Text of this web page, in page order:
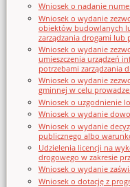
Wniosek o nadanie
Wniosek o wydanie
obiektów budowlanych
zarządzania drogami lub
Wniosek o wydanie
umieszczenia urządzeń
potrzebami zarządzania
Wniosek o wydanie
gminnej w celu
Wniosek o uzgodnienie
Wniosek o wydanie
Wniosek o wydanie
publicznego albo
Udzielenia licencji na
drogowego w zakresie
Wniosek o wydanie
Wniosek o dotację z